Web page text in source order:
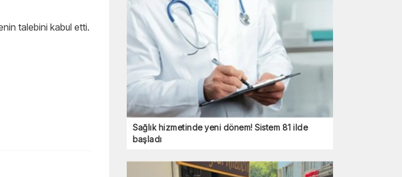
talebini kabul etti.
Sağlık hizmetinde yeni dönem! Sistem 81 ilde
başladı